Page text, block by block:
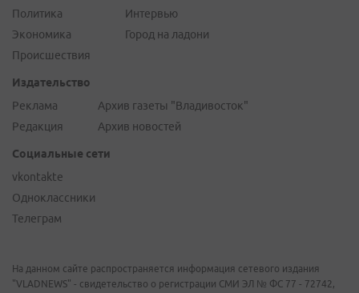
Политика
Экономика
Происшествия
Интервью
Город на ладони
Издательство
Реклама
Редакция
Архив газеты "Владивосток"
Архив новостей
Социальные сети
vkontakte
Одноклассники
Телеграм
На данном сайте распространяется информация сетевого издания
"VLADNEWS" - свидетельство о регистрации СМИ ЭЛ № ФС 77 - 72742,